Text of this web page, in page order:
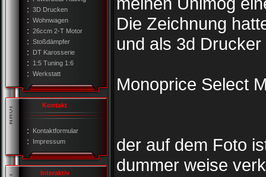
3D Drucken
Wohnwagen
26ccm 2-T Motor
Stoßdämpfer
DT Karosserie
1:5 Tuning 1:6
Werkstatt
Kontakt
Kontaktformular
Impressum
Interaktiv
Die Zeichnung
und als 3d
Monoprice Select
der auf dem Foto
dummer weise